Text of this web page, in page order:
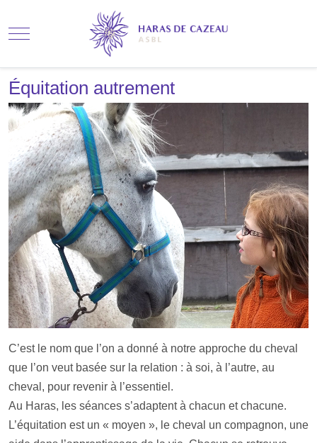
Mobile Menu Toggle
Équitation autrement
C’est le nom que l’on a donné à notre approche du cheval
que l’on veut basée sur la relation : à soi, à l’autre, au
cheval, pour revenir à l’essentiel.
Au Haras, les séances s’adaptent à chacun et chacune.
L’équitation est un « moyen », le cheval un compagnon, une